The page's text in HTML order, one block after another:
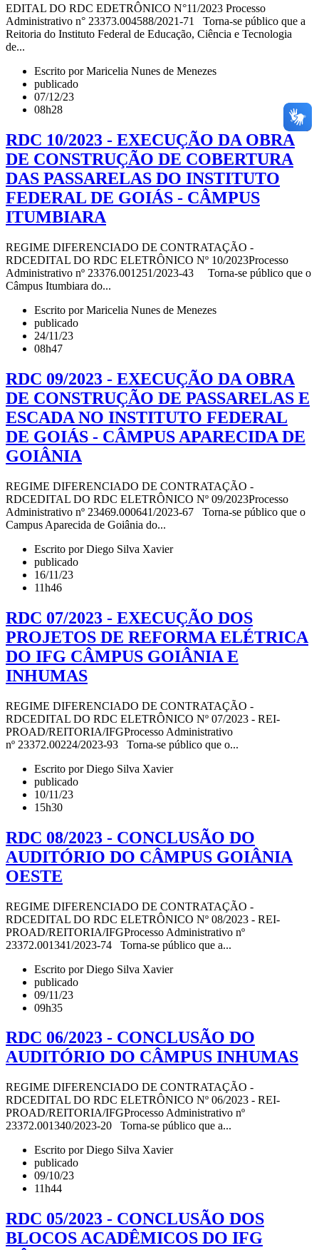
EDITAL DO RDC EDETRÔNICO N°11/2023 Processo
Administrativo n° 23373.004588/2021-71 Torna-se público que a
Reitoria do Instituto Federal de Educação, Ciência e Tecnologia
de...
Escrito por Maricelia Nunes de Menezes
publicado
07/12/23
08h28
RDC 10/2023 - EXECUÇÃO DA OBRA
DE CONSTRUÇÃO DE COBERTURA
DAS PASSARELAS DO INSTITUTO
FEDERAL DE GOIÁS - CÂMPUS
ITUMBIARA
REGIME DIFERENCIADO DE CONTRATAÇÃO -
RDCEDITAL DO RDC ELETRÔNICO Nº 10/2023Processo
Administrativo nº 23376.001251/2023-43 Torna-se público que o
Câmpus Itumbiara do...
Escrito por Maricelia Nunes de Menezes
publicado
24/11/23
08h47
RDC 09/2023 - EXECUÇÃO DA OBRA
DE CONSTRUÇÃO DE PASSARELAS E
ESCADA NO INSTITUTO FEDERAL
DE GOIÁS - CÂMPUS APARECIDA DE
GOIÂNIA
REGIME DIFERENCIADO DE CONTRATAÇÃO -
RDCEDITAL DO RDC ELETRÔNICO Nº 09/2023Processo
Administrativo nº 23469.000641/2023-67 Torna-se público que o
Campus Aparecida de Goiânia do...
Escrito por Diego Silva Xavier
publicado
16/11/23
11h46
RDC 07/2023 - EXECUÇÃO DOS
PROJETOS DE REFORMA ELÉTRICA
DO IFG CÂMPUS GOIÂNIA E
INHUMAS
REGIME DIFERENCIADO DE CONTRATAÇÃO -
RDCEDITAL DO RDC ELETRÔNICO Nº 07/2023 - REI-
PROAD/REITORIA/IFGProcesso Administrativo
nº 23372.00224/2023-93 Torna-se público que o...
Escrito por Diego Silva Xavier
publicado
10/11/23
15h30
RDC 08/2023 - CONCLUSÃO DO
AUDITÓRIO DO CÂMPUS GOIÂNIA
OESTE
REGIME DIFERENCIADO DE CONTRATAÇÃO -
RDCEDITAL DO RDC ELETRÔNICO Nº 08/2023 - REI-
PROAD/REITORIA/IFGProcesso Administrativo nº
23372.001341/2023-74 Torna-se público que a...
Escrito por Diego Silva Xavier
publicado
09/11/23
09h35
RDC 06/2023 - CONCLUSÃO DO
AUDITÓRIO DO CÂMPUS INHUMAS
REGIME DIFERENCIADO DE CONTRATAÇÃO -
RDCEDITAL DO RDC ELETRÔNICO Nº 06/2023 - REI-
PROAD/REITORIA/IFGProcesso Administrativo nº
23372.001340/2023-20 Torna-se público que a...
Escrito por Diego Silva Xavier
publicado
09/10/23
11h44
RDC 05/2023 - CONCLUSÃO DOS
BLOCOS ACADÊMICOS DO IFG